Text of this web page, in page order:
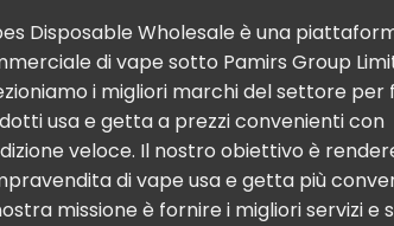
Disposable Wholesale è una
di vape sotto Pamirs Group
i migliori marchi del settore per
usa e getta a prezzi convenienti con
veloce. Il nostro obiettivo è
di vape usa e getta più
missione è fornire i migliori servizi e